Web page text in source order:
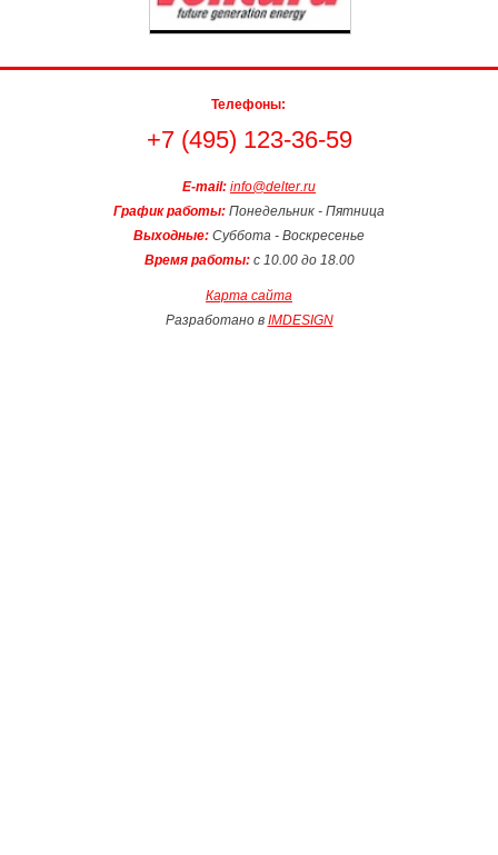
Телефоны:
+7 (495) 123-36-59
E-mail: info@delter.ru
График работы: Понедельник - Пятница
Выходные: Суббота - Воскресенье
Время работы:с 10.00 до 18.00
Карта сайта
Разработано в IMDESIGN